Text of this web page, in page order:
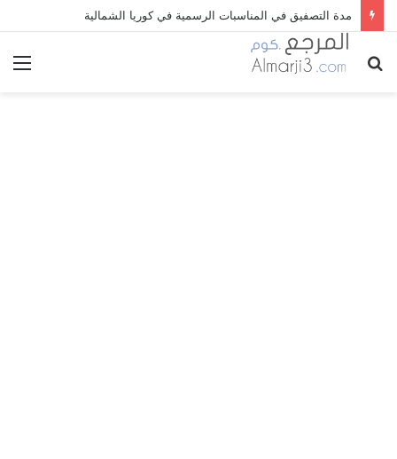
مدة التصفيق في المناسبات الرسمية في كوريا الشمالية
بحث